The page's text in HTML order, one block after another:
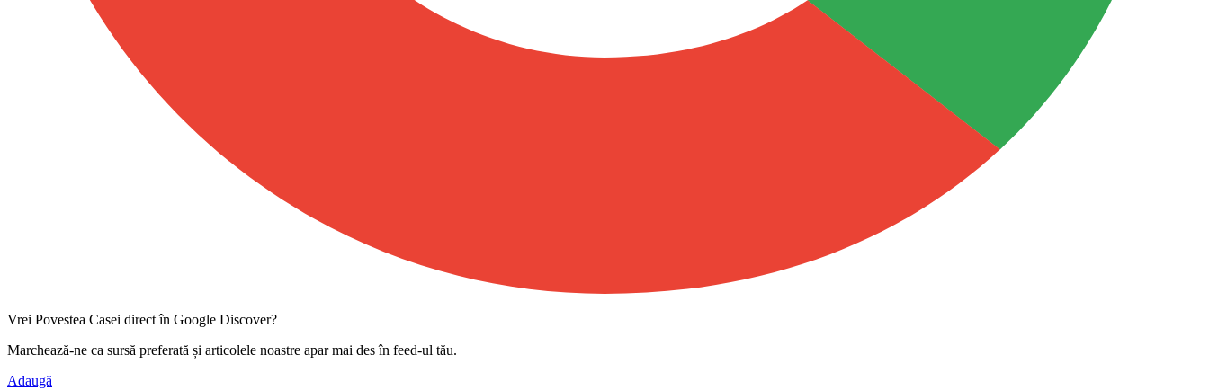
Vrei Povestea Casei direct în Google Discover?
Marchează-ne ca sursă preferată și articolele noastre apar mai des în feed-ul tău.
Adaugă